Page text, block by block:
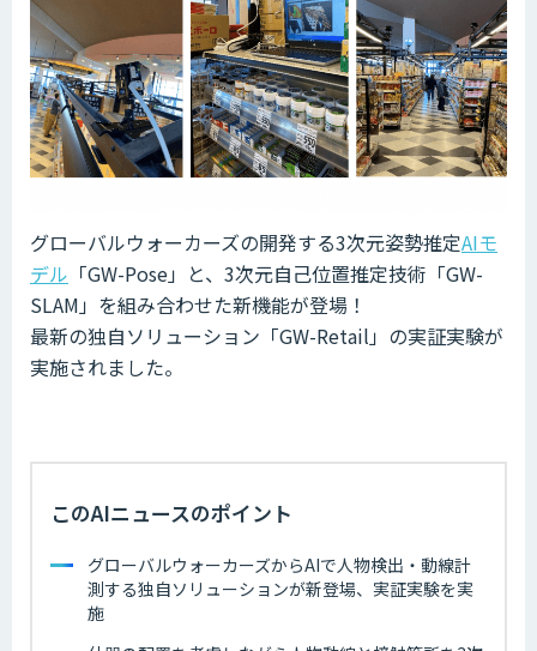
グローバルウォーカーズの開発する3次元姿勢推定AIモ
デル 「GW-Pose」と、3次元自己位置推定技術「GW-
SLAM」を組み合わせた新機能が登場！
最新の独自ソリューション「GW-Retail」の実証実験が
実施されました。
このAIニュースのポイント
グローバルウォーカーズからAIで人物検出・動線計
測する独自ソリューションが新登場、実証実験を実
施